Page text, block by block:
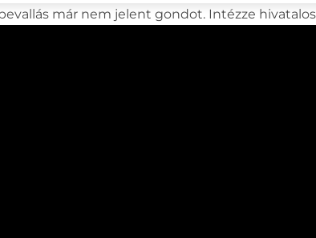
már nem jelent gondot. Intézze